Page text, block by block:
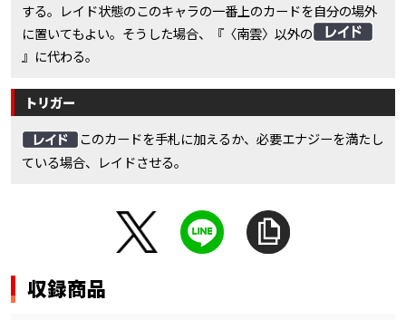
する。レイド状態のこのキャラの一番上のカードを自分の場外
に置いてもよい。そうした場合、『〈南雲〉以外の
』に代わる。
トリガー
このカードを手札に加えるか、必要エナジーを満たし
ている場合、レイドさせる。
収録商品